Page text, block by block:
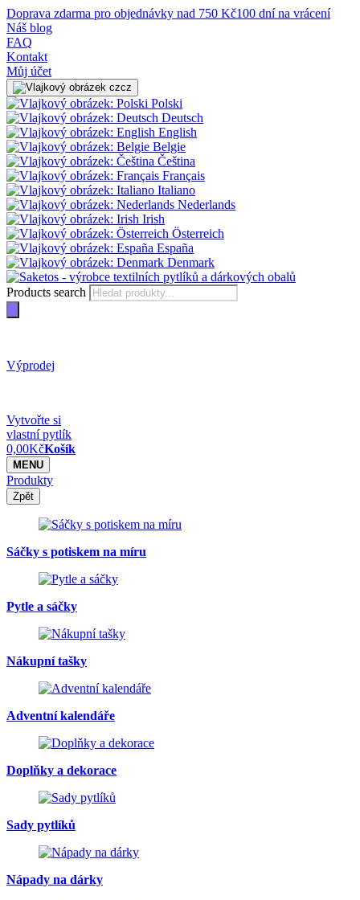
Doprava zdarma pro objednávky nad 750 Kč100 dní na vrácení
Náš blog
FAQ
Kontakt
Můj účet
cz
Polski
Deutsch
English
Belgie
Čeština
Français
Italiano
Nederlands
Irish
Österreich
España
Denmark
Products search
Výprodej
Vytvořte si
vlastní pytlík
0,00KčKošík
MENU
Produkty
Zpět
Sáčky s potiskem na míru
Pytle a sáčky
Nákupní tašky
Adventní kalendáře
Doplňky a dekorace
Sady pytlíků
Nápady na dárky